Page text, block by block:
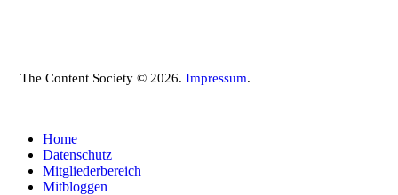
The Content Society © 2026. Impressum.
Home
Datenschutz
Mitgliederbereich
Mitbloggen